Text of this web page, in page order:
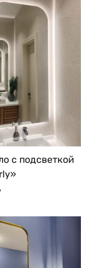
–
36300 ₽
с подсветкой